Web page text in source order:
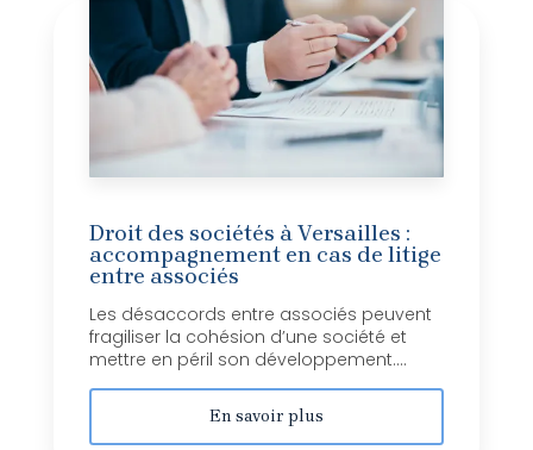
Droit des sociétés à Versailles :
accompagnement en cas de litige
entre associés
Les désaccords entre associés peuvent
fragiliser la cohésion d’une société et
mettre en péril son développement....
En savoir plus